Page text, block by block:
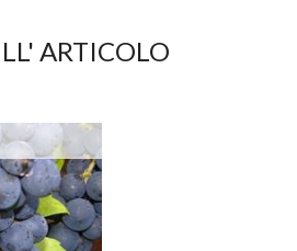
ARTICOLO